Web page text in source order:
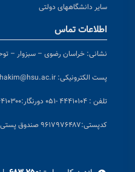
سایر دانشگاههای دولتی
اطلاعات تماس
نشانی: خراسان رضوی – سبزوار –
پست الکترونیکی: hakim@hsu.ac.ir
تلفن : ۴۴۴۱۰۱۰۴ -۰۵۱ دورنگار:۴۴۴۱۰۳۰۰ -۰۵۱
کدپستی:۹۶۱۷۹۷۶۴۸۷ صندوق پستی:۳۹۷